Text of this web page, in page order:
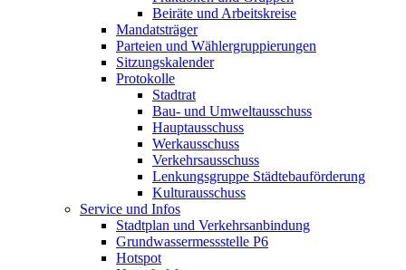
Beiräte und Arbeitskreise
Mandatsträger
Parteien und Wählergruppierungen
Sitzungskalender
Protokolle
Stadtrat
Bau- und Umweltausschuss
Hauptausschuss
Werkausschuss
Verkehrsausschuss
Lenkungsgruppe Städtebauförderung
Kulturausschuss
Service und Infos
Stadtplan und Verkehrsanbindung
Grundwassermessstelle P6
Hotspot